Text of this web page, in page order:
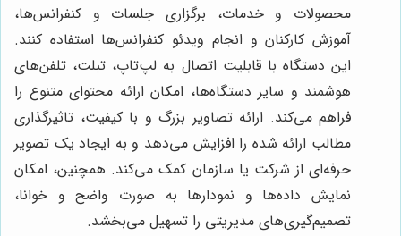
محصولات و خدمات، برگزاری جلسات و کنفرانس‌ها،
آموزش کارکنان و انجام ویدئو کنفرانس‌ها استفاده کنند.
این دستگاه با قابلیت اتصال به لپ‌تاپ، تبلت، تلفن‌های
هوشمند و سایر دستگاه‌ها، امکان ارائه محتوای متنوع را
فراهم می‌کند. ارائه تصاویر بزرگ و با کیفیت، تاثیرگذاری
مطالب ارائه شده را افزایش می‌دهد و به ایجاد یک تصویر
حرفه‌ای از شرکت یا سازمان کمک می‌کند. همچنین، امکان
نمایش داده‌ها و نمودارها به صورت واضح و خوانا،
تصمیم‌گیری‌های مدیریتی را تسهیل می‌بخشد.